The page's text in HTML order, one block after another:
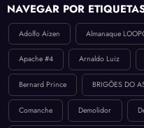
NAVEGAR POR
Adolfo Aizen Almanaque
Apache #4 Arnaldo Luiz
Bernard Prince BRIGÕES DO
Comanche Demolidor